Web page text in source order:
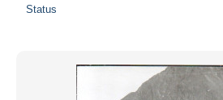
Status